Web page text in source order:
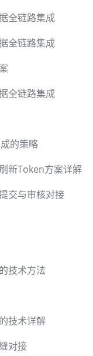
全链路集成
全链路集成
全链路集成
的策略
新Token方案详解
交与审核对接
技术方法
技术详解
对接